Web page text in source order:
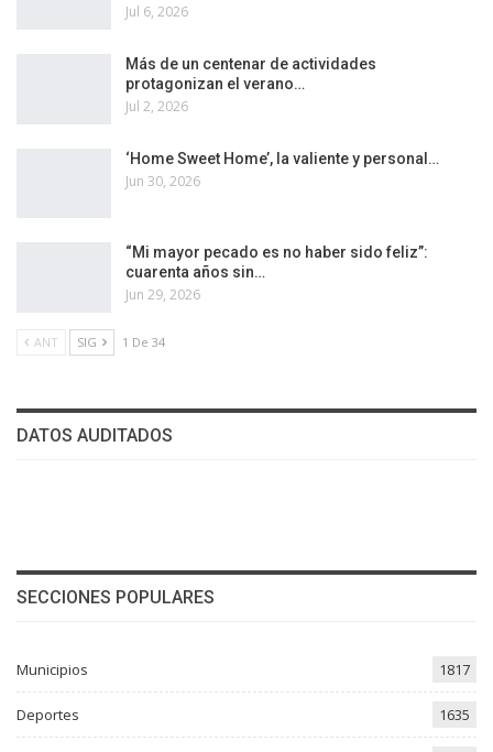
Jul 6, 2026
Más de un centenar de actividades
protagonizan el verano…
Jul 2, 2026
‘Home Sweet Home’, la valiente y personal…
Jun 30, 2026
“Mi mayor pecado es no haber sido feliz”:
cuarenta años sin…
Jun 29, 2026
ANT SIG 1 De 34
DATOS AUDITADOS
SECCIONES POPULARES
Municipios 1817
Deportes 1635